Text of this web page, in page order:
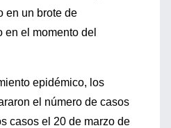
en un brote de
en el momento del
epidémico, los
el número de casos
casos el 20 de marzo de